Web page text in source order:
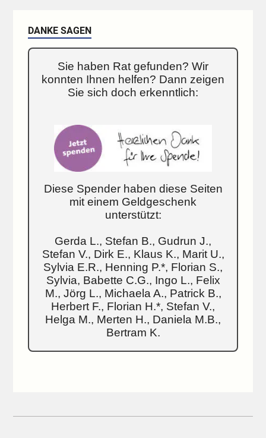
DANKE SAGEN
Sie haben Rat gefunden? Wir
konnten Ihnen helfen? Dann zeigen
Sie sich doch erkenntlich:
Diese Spender haben diese Seiten
mit einem Geldgeschenk
unterstützt:
Gerda L., Stefan B., Gudrun J.,
Stefan V., Dirk E., Klaus K., Marit U.,
Sylvia E.R., Henning P.*, Florian S.,
Sylvia, Babette C.G., Ingo L., Felix
M., Jörg L., Michaela A., Patrick B.,
Herbert F., Florian H.*, Stefan V.,
Helga M., Merten H., Daniela M.B.,
Bertram K.